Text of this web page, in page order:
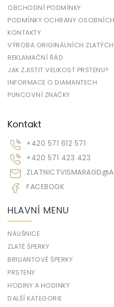
OBCHODNÍ PODMÍNKY
PODMÍNKY OCHRANY
KONTAKTY
VÝROBA ORIGINÁLNÍCH ZLATÝCH
REKLAMAČNÍ ŘÁD
JAK ZJISTIT VELIKOST PRSTENU?
INFORMACE O DIAMANTECH
PUNCOVNÍ ZNAČKY
Kontakt
ZLATNICTVISMARAGD@
+420 571 612 571
+420 571 423 423
FACEBOOK
HLAVNÍ MENU
NÁUŠNICE
ZLATÉ ŠPERKY
BRILIANTOVÉ ŠPERKY
PRSTENY
HODINY A HODINKY
DALŠÍ KATEGORIE